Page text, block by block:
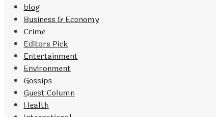
blog
Business & Economy
Crime
Editors Pick
Entertainment
Environment
Gossips
Guest Column
Health